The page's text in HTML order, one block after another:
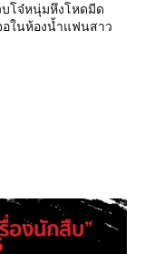
บโจ๋หนุ่มหึงโหดมีด
อในห้องน้ำแฟนสาว